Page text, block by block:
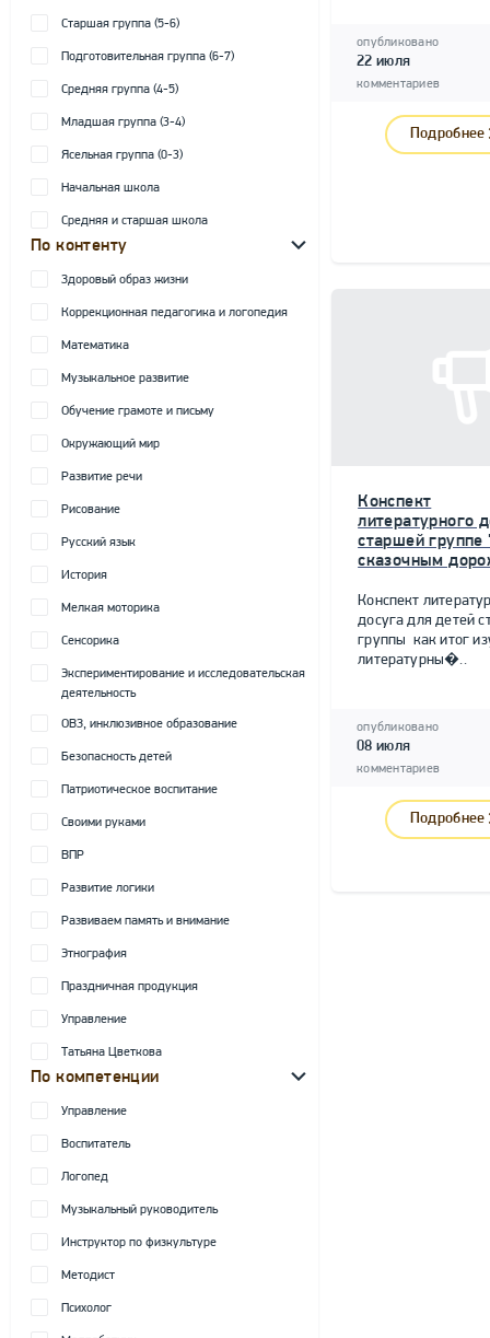
Старшая группа (5-6)
Подготовительная группа (6-7)
Средняя группа (4-5)
Младшая группа (3-4)
Ясельная группа (0-3)
Начальная школа
Средняя и старшая школа
По контенту
Здоровый образ жизни
Коррекционная педагогика и логопедия
Математика
Музыкальное развитие
Обучение грамоте и письму
Окружающий мир
Развитие речи
Рисование
Русский язык
История
Мелкая моторика
Сенсорика
Экспериментирование и исследовательская
деятельность
ОВЗ, инклюзивное образование
Безопасность детей
Патриотическое воспитание
Своими руками
ВПР
Развитие логики
Развиваем память и внимание
Этнография
Праздничная продукция
Управление
Татьяна Цветкова
По компетенции
Управление
Воспитатель
Логопед
Музыкальный руководитель
Инструктор по физкультуре
Методист
Психолог
опубликовано
22 июля
комментариев
Подробнее
Конспект
литературного
старшей группе
сказочным
Конспект
досуга для детей
группы как итог
литературны�..
опубликовано
08 июля
комментариев
Подробнее